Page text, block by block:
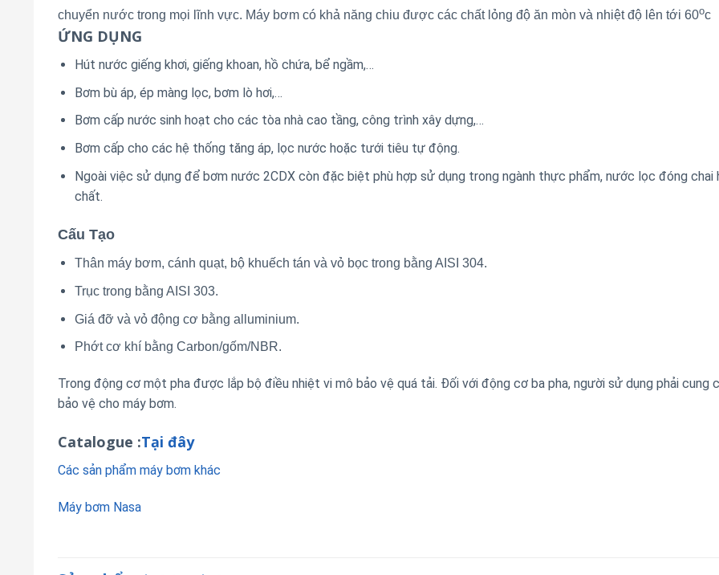
chuyển nước trong mọi lĩnh vực. Máy bơm có khả năng chiu được các chất lỏng độ ăn mòn và nhiệt độ lên tới 60oc
ỨNG DỤNG
Hút nước giếng khơi, giếng khoan, hồ chứa, bể ngầm,…
Bơm bù áp, ép màng lọc, bơm lò hơi,…
Bơm cấp nước sinh hoạt cho các tòa nhà cao tầng, công trình xây dựng,…
Bơm cấp cho các hệ thống tăng áp, lọc nước hoặc tưới tiêu tự động.
Ngoài việc sử dụng để bơm nước 2CDX còn đặc biệt phù hợp sử dụng trong ngành thực phẩm, nước lọc đóng chai
chất.
Cấu Tạo
Thân máy bơm, cánh quạt, bộ khuếch tán và vỏ bọc trong bằng AISI 304.
Trục trong bằng AISI 303.
Giá đỡ và vỏ động cơ bằng alluminium.
Phớt cơ khí bằng Carbon/gốm/NBR.
Trong động cơ một pha được lắp bộ điều nhiệt vi mô bảo vệ quá tải. Đối với động cơ ba pha, người sử dụng phải cung
bảo vệ cho máy bơm.
Catalogue :Tại đây
Các sản phẩm máy bơm khác
Máy bơm Nasa